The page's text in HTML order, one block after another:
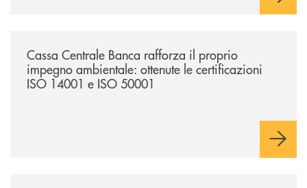
Cassa Centrale Banca rafforza il proprio
impegno ambientale: ottenute le certificazioni
ISO 14001 e ISO 50001